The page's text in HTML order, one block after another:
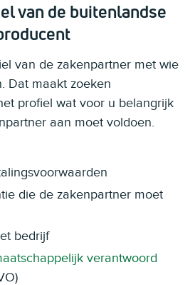
van de buitenlandse
van de zakenpartner met wie
Dat maakt zoeken
profiel wat voor u belangrijk
aan moet voldoen.
die de zakenpartner moet
bedrijf
verantwoord